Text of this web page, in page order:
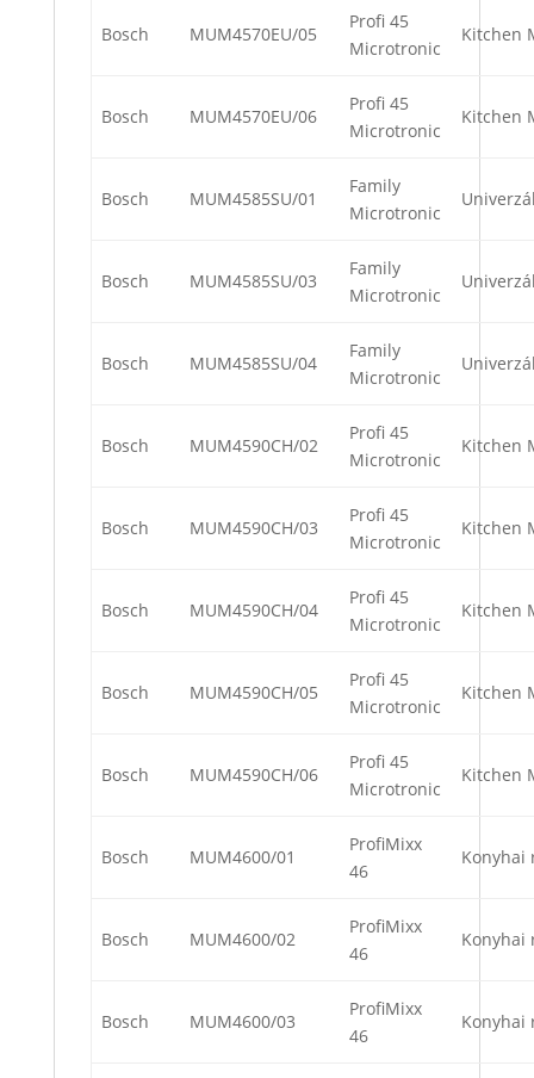
Bosch MUM4570EU/05
Profi 45
Microtronic
Kitchen
Bosch MUM4570EU/06
Profi 45
Microtronic
Kitchen
Bosch MUM4585SU/01
Family
Microtronic
Bosch MUM4585SU/03
Family
Microtronic
Bosch MUM4585SU/04
Family
Microtronic
Bosch MUM4590CH/02
Profi 45
Microtronic
Kitchen
Bosch MUM4590CH/03
Profi 45
Microtronic
Kitchen
Bosch MUM4590CH/04
Profi 45
Microtronic
Kitchen
Bosch MUM4590CH/05
Profi 45
Microtronic
Kitchen
Bosch MUM4590CH/06
Profi 45
Microtronic
Kitchen
Bosch MUM4600/01
ProfiMixx
46
Konyhai
Bosch MUM4600/02
ProfiMixx
46
Konyhai
Bosch MUM4600/03
ProfiMixx
46
Konyhai